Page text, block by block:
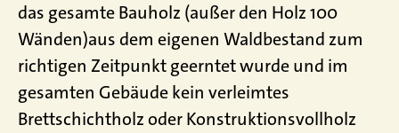
das gesamte Bauholz (außer den Holz 100
Wänden)aus dem eigenen Waldbestand zum
richtigen Zeitpunkt geerntet wurde und im
gesamten Gebäude kein verleimtes
Brettschichtholz oder Konstruktionsvollholz